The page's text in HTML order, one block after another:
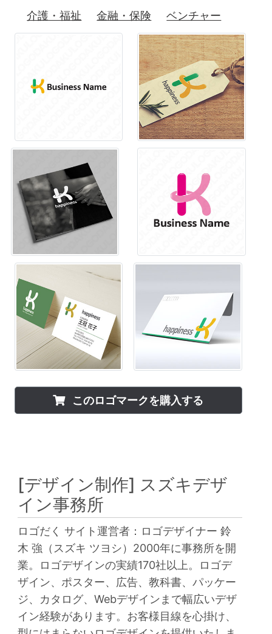
介護・福祉
金融・保険 ベンチャー
このロゴマークを購入する
[デザイン制作] スズキデザ
イン事務所
ロゴだく サイト運営者：ロゴデザイナー 鈴
木 強（スズキ ツヨシ）2000年に事務所を開
業。ロゴデザインの実績170社以上。ロゴデ
ザイン、ポスター、広告、教科書、パッケー
ジ、カタログ、Webデザインまで幅広いデザ
イン経験があります。お客様目線を心掛け、